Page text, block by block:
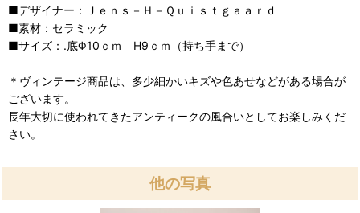
■デザイナー：Ｊｅｎｓ－Ｈ－Ｑｕｉｓｔｇａａｒｄ
■素材：セラミック
■サイズ：.底Φ10ｃｍ H9ｃｍ（持ち手まで）
＊ヴィンテージ商品は、多少細かいキズや色あせなどがある場合が
ございます。
長年大切に使われてきたアンティークの風合いとしてお楽しみくだ
さい。
他の写真